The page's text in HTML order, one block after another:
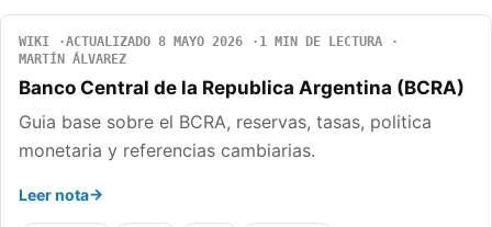
WIKI ACTUALIZADO 8 MAYO 2026
1 MIN DE LECTURA
MARTÍN ÁLVAREZ
Banco Central de la Republica Argentina (BCRA)
Guia base sobre el BCRA, reservas, tasas, politica
monetaria y referencias cambiarias.
Leer nota